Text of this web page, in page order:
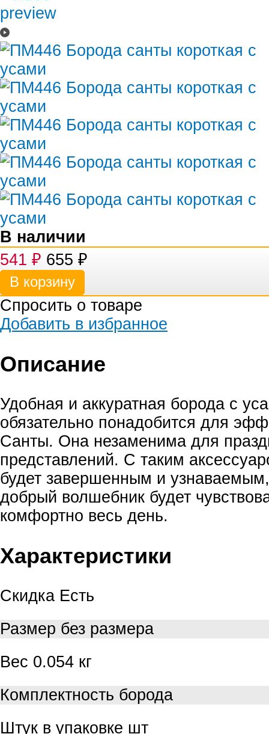
В наличии
541 ₽ 655 ₽
Спросить о товаре
Добавить в избранное
Описание
Удобная и аккуратная борода с
обязательно понадобится для
Санты. Она незаменима для
представлений. С таким
будет завершенным и
добрый волшебник будет
комфортно весь день.
Характеристики
Скидка Есть
Размер без размера
Вес 0.054 кг
Комплектность борода
Штук в упаковке шт